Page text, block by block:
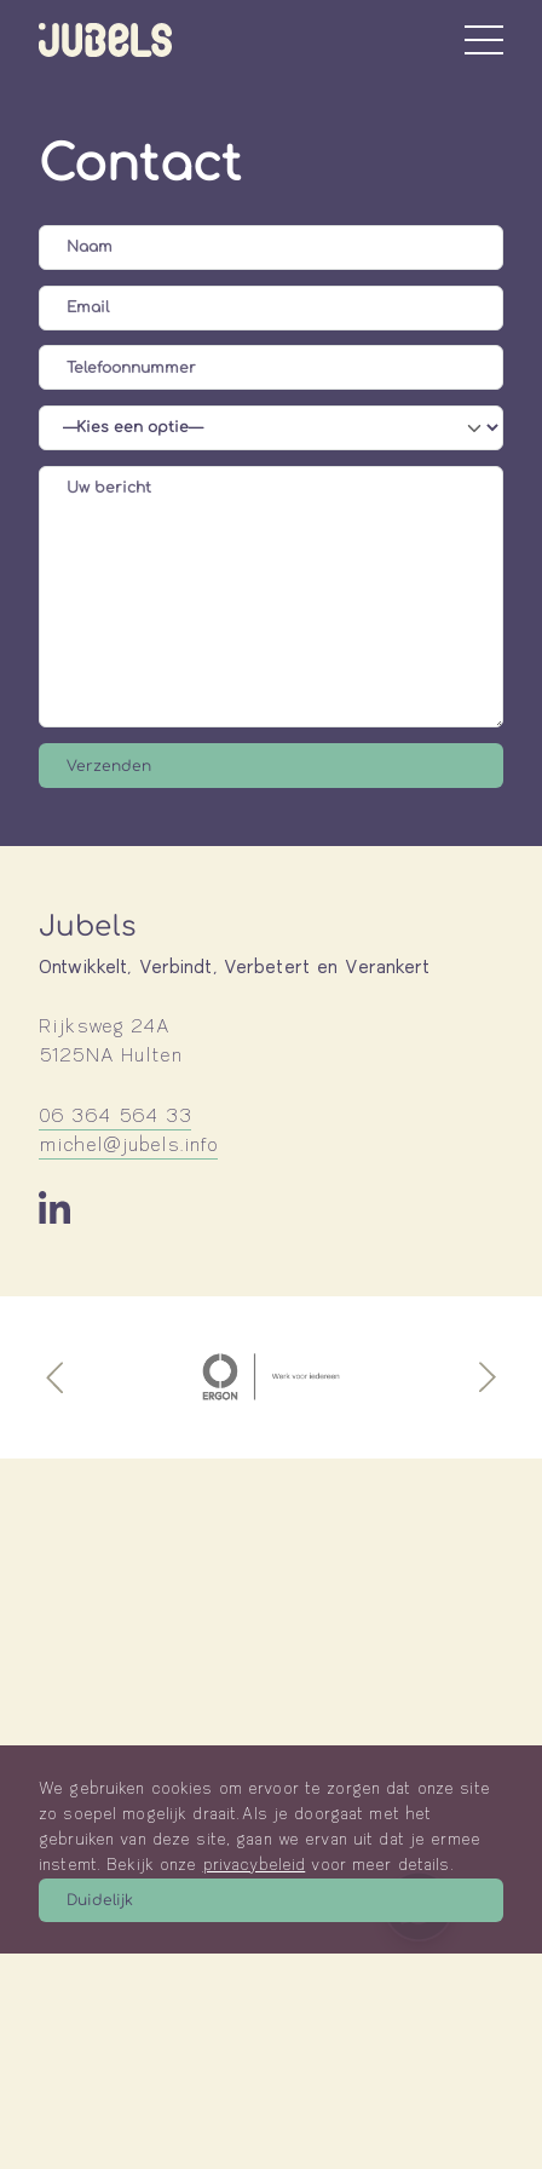
Contact
Alternative:
Jubels
Ontwikkelt, Verbindt, Verbetert en Verankert
Rijksweg 24A
5125NA Hulten
06 364 564 33
michel@jubels.info
We gebruiken cookies om ervoor te zorgen dat onze site
zo soepel mogelijk draait. Als je doorgaat met het
gebruiken van deze site, gaan we ervan uit dat je ermee
instemt. Bekijk onze
privacybeleid voor meer details.
Duidelijk